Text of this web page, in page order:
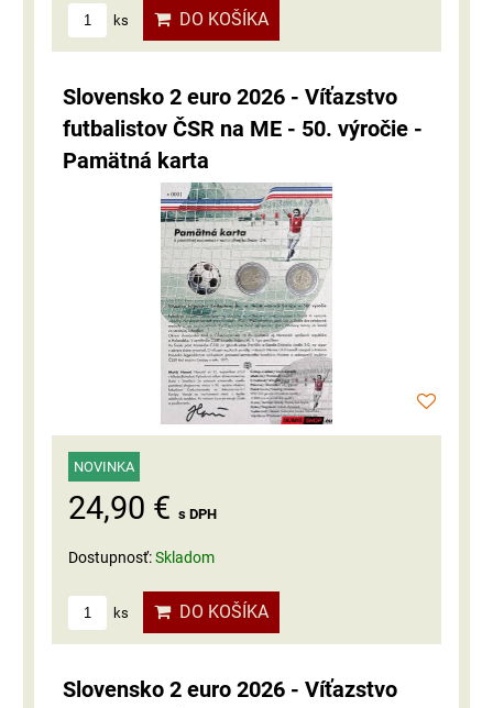
ks DO KOŠÍKA
Slovensko 2 euro 2026 - Víťazstvo
futbalistov ČSR na ME - 50. výročie -
Pamätná karta
NOVINKA
24,90 € s DPH
Dostupnosť:Skladom
ks DO KOŠÍKA
Slovensko 2 euro 2026 - Víťazstvo